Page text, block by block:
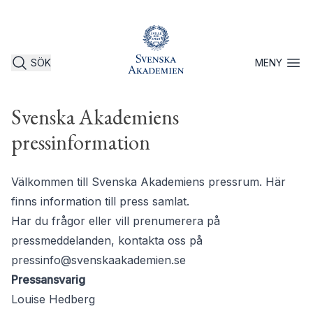
SÖK MENYÖppna
Svenska Akademiens
pressinformation
Välkommen till Svenska Akademiens pressrum. Här
finns information till press samlat.
Har du frågor eller vill prenumerera på
pressmeddelanden, kontakta oss på
pressinfo@svenskaakademien.se
Pressansvarig
Louise Hedberg